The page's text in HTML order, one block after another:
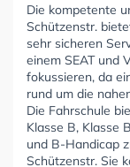
Die kompetente
Schützenstr.
sehr sicheren
einem SEAT und
fokussieren, da
rund um die
Die Fahrschule
Klasse B, Klasse
und B-Handicap
Schützenstr. Sie